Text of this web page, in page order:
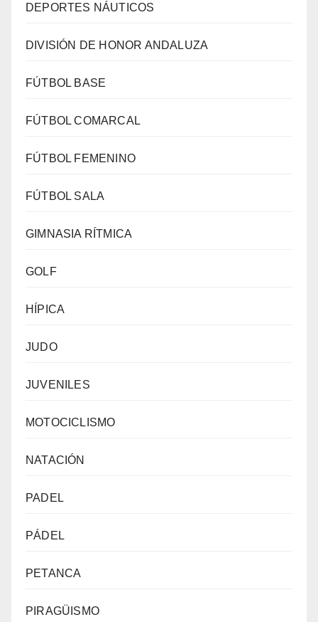
DEPORTES NÁUTICOS
DIVISIÓN DE HONOR ANDALUZA
FÚTBOL BASE
FÚTBOL COMARCAL
FÚTBOL FEMENINO
FÚTBOL SALA
GIMNASIA RÍTMICA
GOLF
HÍPICA
JUDO
JUVENILES
MOTOCICLISMO
NATACIÓN
PADEL
PÁDEL
PETANCA
PIRAGÜISMO